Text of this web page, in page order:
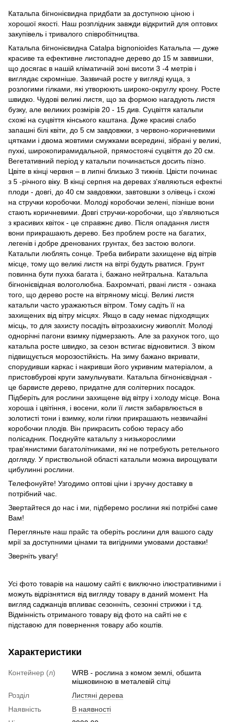
Катальпа бігнонієвидна придбати за доступною ціною і
хорошої якості. Наш розплідник завжди відкритий для оптових
закупівель і тривалого співробітництва.
Катальпа бігнонієвидна Catalpa bignonioides Катальпа — дуже
красиве та ефективне листопадне дерево до 15 м заввишки,
що досягає в нашій кліматичній зоні висоти 3 -4 метрів і
виглядає скромніше. Зазвичай росте у вигляді куща, з
розлогими гілками, які утворюють широко-округлу крону. Росте
швидко. Чудові великі листя, що за формою нагадують листя
бузку, але великих розмірів 20 - 15 див. Суцвіття катальпи
схожі на суцвіття кінського каштана. Дуже красиві слабо
запашні білі квіти, до 5 см завдовжки, з червоно-коричневими
цятками і двома жовтими смужками всередині, зібрані у великі,
пухкі, широкопирамидальной, прямостоячі суцвіття до 20 см.
Вегетативний період у катальпи починається досить пізно.
Цвіте в кінці червня – в липні близько 3 тижнів. Цвісти починає
з 5 -річного віку. В кінці серпня на деревах з'являються ефектні
плоди - довгі, до 40 см завдовжки, завтовшки з олівець і схожі
на стручки коробочки. Молоді коробочки зелені, пізніше вони
стають коричневими. Довгі стручки-коробочки, що з'являються
з красивих квіток - це справжнє диво. Після опадання листя
вони прикрашають дерево. Без проблем росте на багатих,
легенів і добре дренованих грунтах, без застою вологи.
Катальпи люблять сонце. Треба вибирати захищене від вітрів
місце, тому що великі листя на вітрі будуть рватися. Грунт
повинна бути пухка багата і, бажано нейтральна. Катальпа
бігнонієвідная вологолюбна. Бахромчаті, рвані листя - ознака
того, що дерево росте на вітряному місці. Великі листя
катальпи часто уражаються вітром. Тому садіть її на
захищених від вітру місцях. Якщо в саду немає підходящих
місць, то для захисту посадіть вітрозахисну живопліт. Молоді
однорічні пагони взимку підмерзають. Але за рахунок того, що
катальпа росте швидко, за сезон встигає відновитися. З віком
підвищується морозостійкість. На зиму бажано вкривати,
спорудивши каркас і накривши його укривним матеріалом, а
пристовбурові круги замульчувати. Катальпа бігнонієвідная -
це барвисте дерево, придатне для солітерних посадок.
Підберіть для рослини захищене від вітру і холоду місце. Вона
хороша і цвітіння, і восени, коли її листя забарвлюється в
золотисті тони і взимку, коли гілки прикрашають незвичайні
коробочки плодів. Він прикрасить собою терасу або
полісадник. Поєднуйте катальпу з низькорослими
трав'янистими багатолітниками, які не потребують ретельного
догляду. У приствольной області катальпи можна вирощувати
цибулинні рослини.
Телефонуйте! Узгодимо оптові ціни і зручну доставку в
потрібний час.
Звертайтеся до нас і ми, підберемо рослини які потрібні саме
Вам!
Перегляньте наш прайс та оберіть рослини для вашого саду
мрії за доступними цінами та вигідними умовами доставки!
Зверніть увагу!
Усі фото товарів на нашому сайті є виключно ілюстративними і
можуть відрізнятися від вигляду товару в даний момент. На
вигляд саджанців впливає сезонніть, сезонні стрижки і т.д.
Відмінність отриманого товару від фото на сайті не є
підставою для повернення товару або коштів.
Характеристики
Контейнер (л)
WRB - рослина з комом землі, обшита
мішковиною в металевій сітці
Розділ
Листяні дерева
Наявність
В наявності